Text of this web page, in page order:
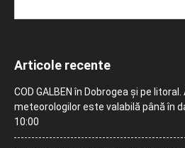
Articole recente
COD GALBEN în Dobrogea și pe
meteorologilor este valabilă până în
10:00